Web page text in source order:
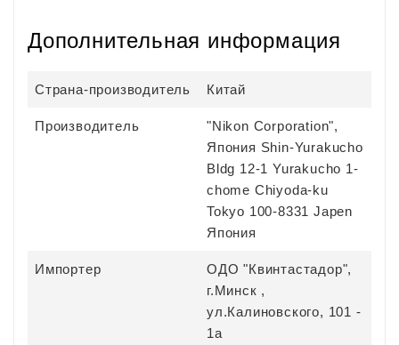
Дополнительная информация
Страна-производитель Китай
Производитель
"Nikon Corporation",
Япония Shin-Yurakucho
Bldg 12-1 Yurakucho 1-
chome Chiyoda-ku
Tokyo 100-8331 Japen
Япония
Импортер
ОДО "Квинтастадор",
г.Минск ,
ул.Калиновского, 101 -
1а